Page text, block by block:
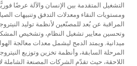
التشغيل المتقدمة بين الإنسان والآلة عرضًا
ومستويات النقاء ومعدلات التدفق وتنبيهات
المراقبة عن بُعد للمصنّعين لأنظمة توليد
وتحسين معايير تشغيل النظام، وتشخيص
ميدانية. ويمتد الدمج ليشمل معدات معالجة
المرحلة السابقة، وأنظمة تخزين وتوزيع
اللاحقة، حيث تقدّم الشركات المصنعة الشاملة